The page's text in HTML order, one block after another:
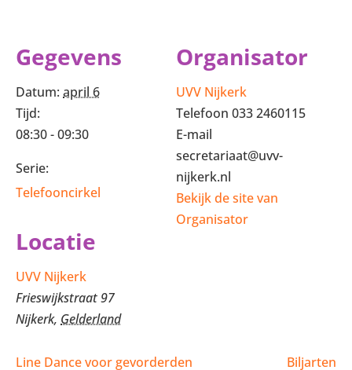
Gegevens
Datum: april 6
Tijd:
08:30 - 09:30
Serie:
Telefooncirkel
Locatie
UVV Nijkerk
Frieswijkstraat 97
Nijkerk, Gelderland
Organisator
UVV Nijkerk
Telefoon 033 2460115
E-mail
secretariaat@uvv-
nijkerk.nl
Bekijk de site van
Organisator
Line Dance voor gevorderden Biljarten